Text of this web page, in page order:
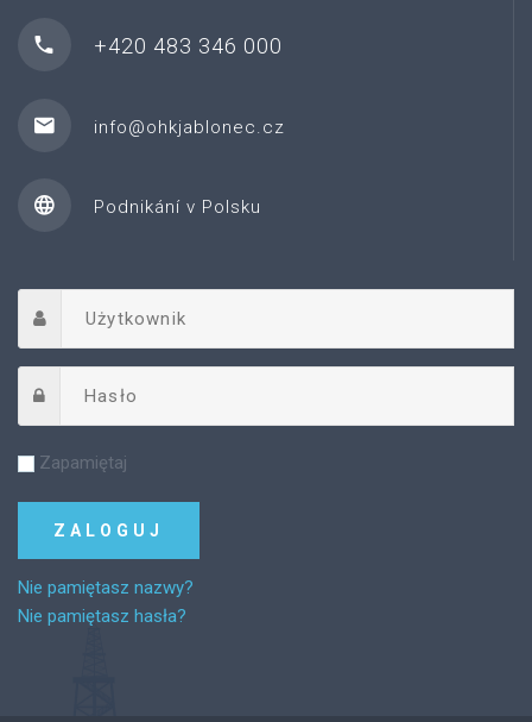
+420 483 346 000
info@ohkjablonec.cz
Podnikání v Polsku
Zapamiętaj
Nie pamiętasz nazwy?
Nie pamiętasz hasła?